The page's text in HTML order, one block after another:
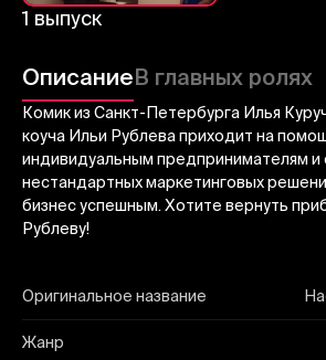
1 выпуск
ОписаниеВ главных ролях
Комик из Санкт-Петербурга Илья
коуча Ильи Рублева приходит на
индивидуальным предпринимателям
нестандартных маркетинговых
бизнес успешным. Хотите вернуть
Рублеву!
Оригинальное название
Жанр